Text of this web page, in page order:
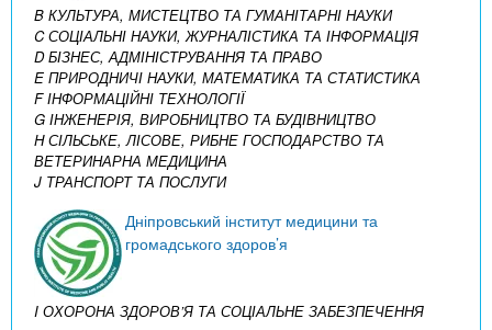
B КУЛЬТУРА, МИСТЕЦТВО ТА ГУМАНІТАРНІ НАУКИ
C СОЦІАЛЬНІ НАУКИ, ЖУРНАЛІСТИКА ТА ІНФОРМАЦІЯ
D БІЗНЕС, АДМІНІСТРУВАННЯ ТА ПРАВО
E ПРИРОДНИЧІ НАУКИ, МАТЕМАТИКА ТА СТАТИСТИКА
F ІНФОРМАЦІЙНІ ТЕХНОЛОГІЇ
G ІНЖЕНЕРІЯ, ВИРОБНИЦТВО ТА БУДІВНИЦТВО
H СІЛЬСЬКЕ, ЛІСОВЕ, РИБНЕ ГОСПОДАРСТВО ТА
ВЕТЕРИНАРНА МЕДИЦИНА
J ТРАНСПОРТ ТА ПОСЛУГИ
Дніпровський інститут медицини та
громадського здоров’я
I ОХОРОНА ЗДОРОВ’Я ТА СОЦІАЛЬНЕ ЗАБЕЗПЕЧЕННЯ